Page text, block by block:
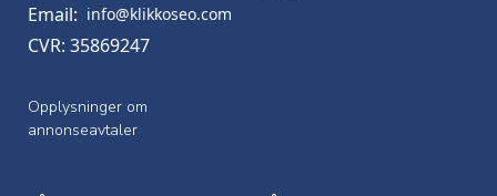
Email: info@klikkoseo.com
CVR: 35869247
Opplysninger om
annonseavtaler